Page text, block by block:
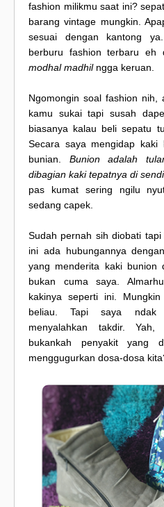
fashion milikmu saat ini?
barang vintage mungkin.
sesuai dengan kantong
berburu fashion terbaru eh
modhal madhilngga keruan.
Ngomongin soal fashion
kamu sukai tapi susah
biasanya kalau beli sepatu
Secara saya mengidap kaki
bunian. Bunion adalah
dibagian kaki tepatnya di
pas kumat sering ngilu
sedang capek.
Sudah pernah sih diobati
ini ada hubungannya
yang menderita kaki bunion
bukan cuma saya.
kakinya seperti ini.
beliau. Tapi saya ndak
menyalahkan takdir.
bukankah penyakit yang
menggugurkan dosa-dosa